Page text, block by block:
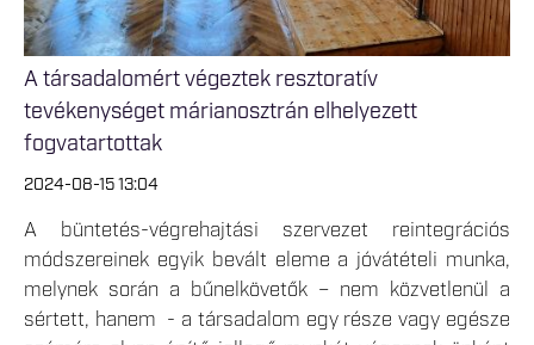
A társadalomért végeztek resztoratív
tevékenységet márianosztrán elhelyezett
fogvatartottak
2024-08-15 13:04
A büntetés-végrehajtási szervezet reintegrációs
módszereinek egyik bevált eleme a jóvátételi munka,
melynek során a bűnelkövetők – nem közvetlenül a
sértett, hanem - a társadalom egy része vagy egésze